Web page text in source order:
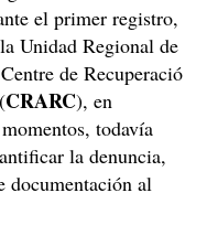
el primer registro,
Unidad Regional de
de Recuperació
CRARC), en
todavía
la denuncia,
documentación al